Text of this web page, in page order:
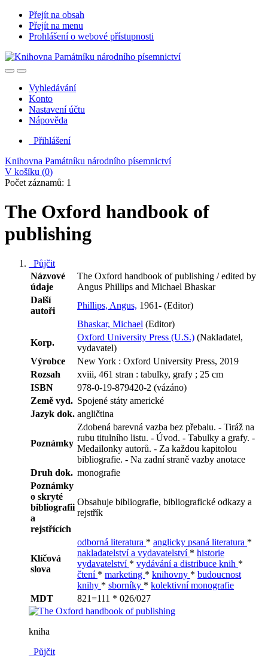
Přejít na obsah
Přejít na menu
Prohlášení o webové přístupnosti
Vyhledávání
Konto
Nastavení účtu
Nápověda
Přihlášení
Knihovna Památníku národního písemnictví
V košíku (0)
Počet záznamů: 1
The Oxford handbook of
publishing
Půjčit
Názvové
údaje
The Oxford handbook of publishing / edited by
Angus Phillips and Michael Bhaskar
Další
autoři
Phillips, Angus, 1961- (Editor)
Bhaskar, Michael (Editor)
Korp.
Oxford University Press (U.S.) (Nakladatel,
vydavatel)
Výrobce
New York : Oxford University Press, 2019
Rozsah
xviii, 461 stran : tabulky, grafy ; 25 cm
ISBN
978-0-19-879420-2 (vázáno)
Země vyd. Spojené státy americké
Jazyk dok. angličtina
Poznámky
Zdobená barevná vazba bez přebalu. - Tiráž na
rubu titulního listu. - Úvod. - Tabulky a grafy. -
Medailonky autorů. - Za každou kapitolou
bibliografie. - Na zadní straně vazby anotace
Druh dok. monografie
Poznámky
o skryté
bibliografii
a
rejstřících
Obsahuje bibliografie, bibliografické odkazy a
rejstřík
Klíčová
slova
odborná literatura * anglicky psaná literatura *
nakladatelství a vydavatelství * historie
vydavatelství * vydávání a distribuce knih *
čtení * marketing * knihovny * budoucnost
knihy * sborníky * kolektivní monografie
MDT
821=111 * 026/027
kniha
Půjčit